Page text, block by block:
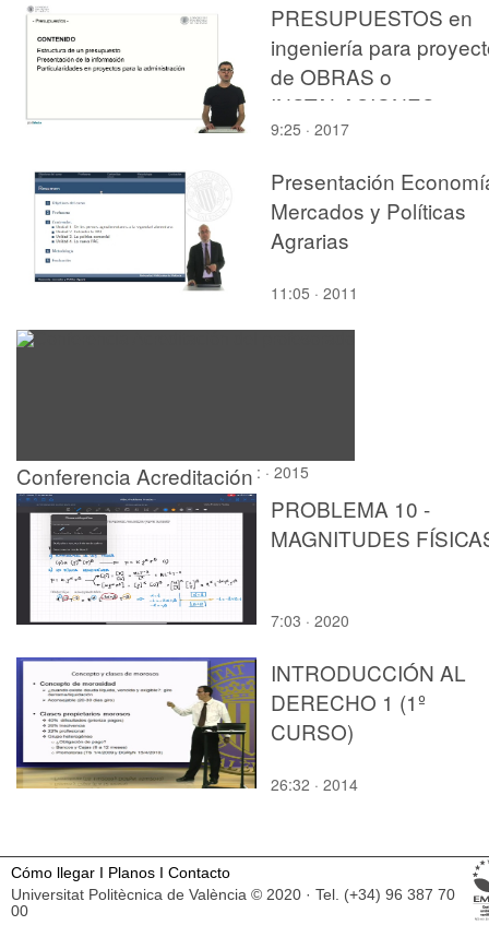
PRESUPUESTOS en
ingeniería para
de OBRAS o
INSTALACIONES
9:25 · 2017
Presentación
Mercados y Políticas
Agrarias
11:05 · 2011
Conferencia Acreditación
del profesorado
: · 2015
PROBLEMA 10 -
MAGNITUDES
7:03 · 2020
INTRODUCCIÓN AL
DERECHO 1 (1º
CURSO)
26:32 · 2014
Cómo llegar I Planos I Contacto
Universitat Politècnica de València © 2020 · Tel. (+34) 96 387 70
00